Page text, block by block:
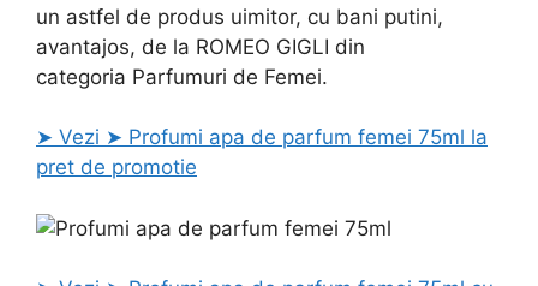
un astfel de produs uimitor, cu bani putini,
avantajos, de la ROMEO GIGLI din
categoria Parfumuri de Femei.
➤ Vezi ➤ Profumi apa de parfum femei 75ml la
pret de promotie